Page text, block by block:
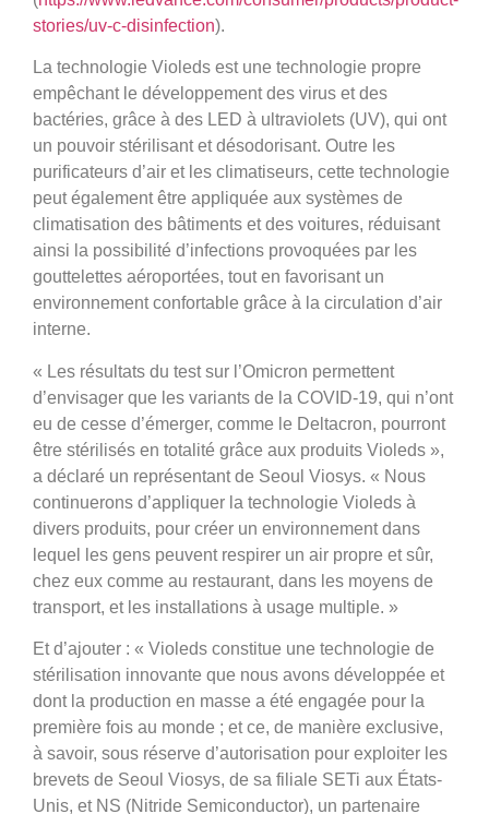
stories/uv-c-disinfection).
La technologie Violeds est une technologie propre
empêchant le développement des virus et des
bactéries, grâce à des LED à ultraviolets (UV), qui ont
un pouvoir stérilisant et désodorisant. Outre les
purificateurs d’air et les climatiseurs, cette technologie
peut également être appliquée aux systèmes de
climatisation des bâtiments et des voitures, réduisant
ainsi la possibilité d’infections provoquées par les
gouttelettes aéroportées, tout en favorisant un
environnement confortable grâce à la circulation d’air
interne.
« Les résultats du test sur l’Omicron permettent
d’envisager que les variants de la COVID-19, qui n’ont
eu de cesse d’émerger, comme le Deltacron, pourront
être stérilisés en totalité grâce aux produits Violeds »,
a déclaré un représentant de Seoul Viosys. « Nous
continuerons d’appliquer la technologie Violeds à
divers produits, pour créer un environnement dans
lequel les gens peuvent respirer un air propre et sûr,
chez eux comme au restaurant, dans les moyens de
transport, et les installations à usage multiple. »
Et d’ajouter : « Violeds constitue une technologie de
stérilisation innovante que nous avons développée et
dont la production en masse a été engagée pour la
première fois au monde ; et ce, de manière exclusive,
à savoir, sous réserve d’autorisation pour exploiter les
brevets de Seoul Viosys, de sa filiale SETi aux États-
Unis, et NS (Nitride Semiconductor), un partenaire